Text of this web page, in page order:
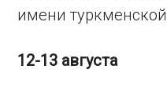
имени
12-13 августа